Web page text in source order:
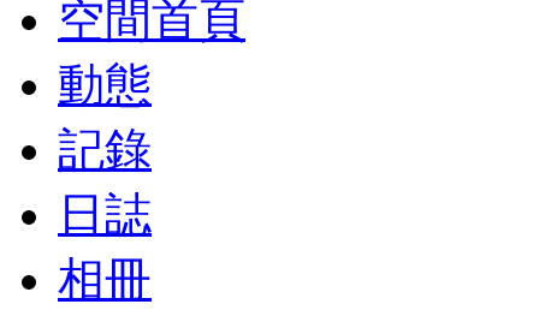
空間首頁
動態
記錄
日誌
相冊